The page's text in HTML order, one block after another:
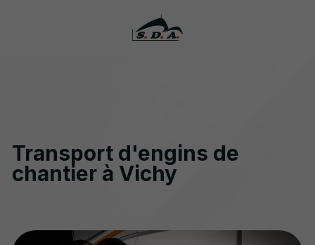
Transport d'engins de
chantier à Vichy